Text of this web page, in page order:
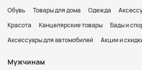
Обувь Товары для дома Одежда
Красота
Канцелярские товары
Бады и
Аксессуары для автомобилей
Акции и
Мужчинам